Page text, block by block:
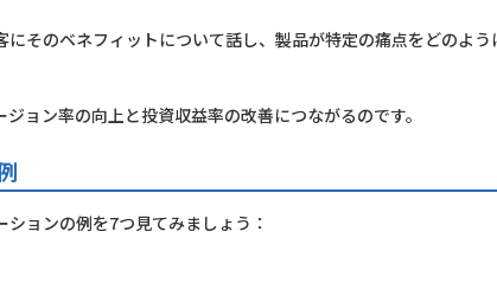
そのベネフィットについて話し、製品が特定の痛点をどのよ
ョン率の向上と投資収益率の改善につながるのです。
ョンの例を7つ見てみましょう：